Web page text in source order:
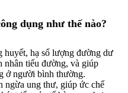
dụng như thế nào?
hạ số lượng đường dư
nhân tiểu đường, và giúp
ở người bình thường.
ngừa ung thư, giúp ức chế